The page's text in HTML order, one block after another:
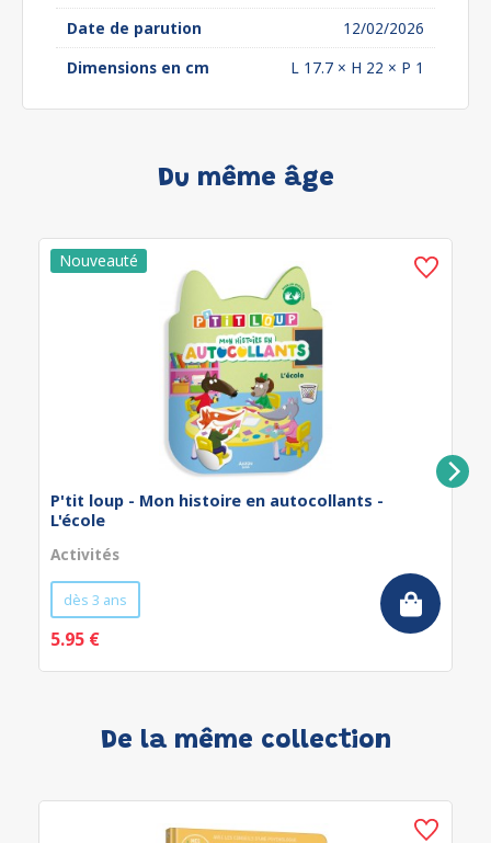
Date de parution
12/02/2026
Dimensions en cm
L 17.7 × H 22 × P 1
Du même âge
P'tit loup - Mon histoire en autocollants -
L'école
Activités
dès 3 ans
5.95 €
De la même collection